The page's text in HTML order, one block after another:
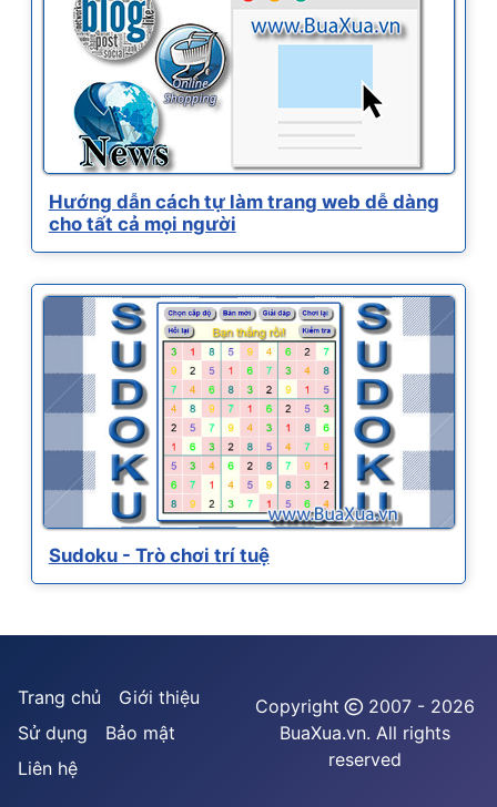
Hướng dẫn cách tự làm trang web dễ dàng
cho tất cả mọi người
Sudoku - Trò chơi trí tuệ
Trang chủ
Giới thiệu
Sử dụng
Bảo mật
Liên hệ
Copyright
2007 - 2026
BuaXua.vn. All rights
reserved